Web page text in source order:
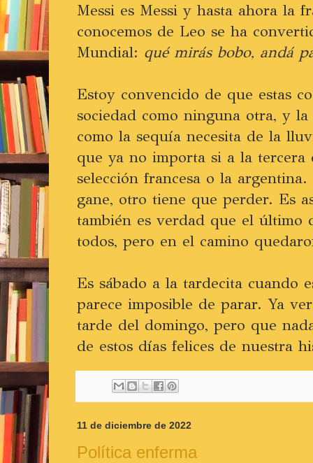
Messi es Messi y hasta ahora la
conocemos de Leo se ha
Mundial: qué mirás bobo, andá
Estoy convencido de que estas
sociedad como ninguna otra, y
como la sequía necesita de la
que ya no importa si a la tercera
selección francesa o la
gane, otro tiene que perder. Es
también es verdad que el último
todos, pero en el camino
Es sábado a la tardecita cuando
parece imposible de parar. Ya
tarde del domingo, pero que
de estos días felices de nuestra
11 de diciembre de 2022
Política enferma